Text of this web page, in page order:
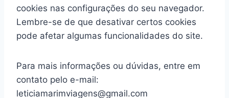
cookies nas configurações do seu navegador.
Lembre-se de que desativar certos cookies
pode afetar algumas funcionalidades do site.
Para mais informações ou dúvidas, entre em
contato pelo e-mail:
leticiamarimviagens@gmail.com